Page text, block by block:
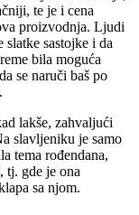
te je i cena
proizvodnja. Ljudi
slatke sastojke i da
bila moguća
se naruči baš po
lakše, zahvaljući
slavljeniku je samo
tema rođendana,
tj. gde je ona
sa njom.